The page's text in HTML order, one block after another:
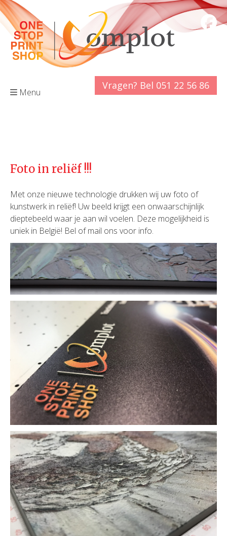
Menu
Vragen? Bel 051 22 56 86
Foto in reliëf !!!
Met onze nieuwe technologie drukken wij uw foto of
kunstwerk in reliëf! Uw beeld krijgt een onwaarschijnlijk
dieptebeeld waar je aan wil voelen. Deze mogelijkheid is
uniek in België! Bel of mail ons voor info.